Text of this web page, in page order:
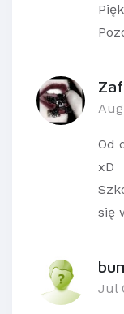
Od
xD
się
Jul